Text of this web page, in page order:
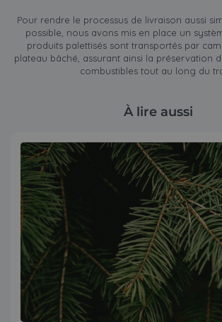
Pour rendre le processus de livraison aussi
possible, nous avons mis en place un
produits palettisés sont transportés par
plateau bâché, assurant ainsi la préservation
combustibles tout au long du
À lire aussi